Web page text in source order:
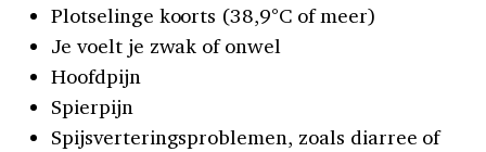
Plotselinge koorts (38,9°C of meer)
Je voelt je zwak of onwel
Hoofdpijn
Spierpijn
Spijsverteringsproblemen, zoals diarree of